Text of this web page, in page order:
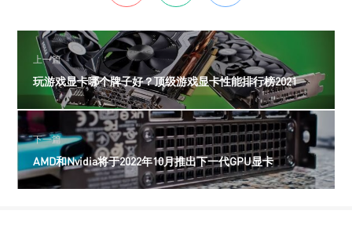
上一篇
玩游戏显卡哪个牌子好？顶级游戏显卡性能排行榜2021
下一篇
AMD和Nvidia将于2022年10月推出下一代GPU显卡